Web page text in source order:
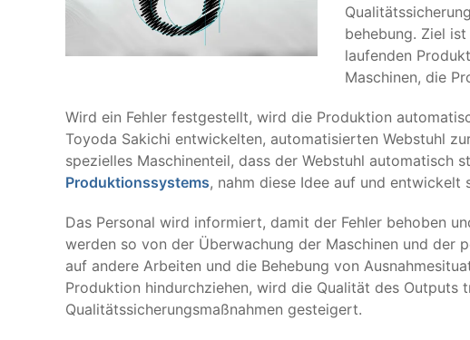
behebung. Ziel
laufenden
Maschinen, die
Wird ein Fehler festgestellt, wird die Produktion
Toyoda Sakichi entwickelten, automatisierten Webstuhl
spezielles Maschinenteil, dass der Webstuhl automatisch
Produktionssystems, nahm diese Idee auf und entwickelt
Das Personal wird informiert, damit der Fehler behoben
werden so von der Überwachung der Maschinen und der
auf andere Arbeiten und die Behebung von
Produktion hindurchziehen, wird die Qualität des
Qualitätssicherungsmaßnahmen gesteigert.